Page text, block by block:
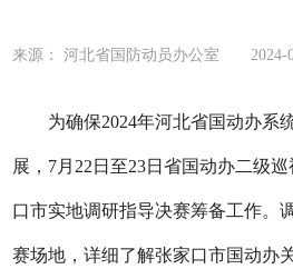
来源： 河北省国防动员办公室 2024-
为确保2024年河北省国动办系
展，7月22日至23日省国动办二级
口市实地调研指导决赛筹备工作。
赛场地，详细了解张家口市国动办